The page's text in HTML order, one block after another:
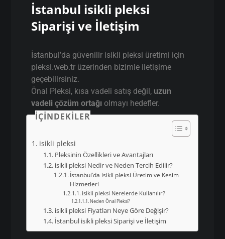
İstanbul isikli pleksi
Siparişi ve İletişim
İstanbul’da güvenilir isikli pleksi üretimi için
pleksi.web.tr üzerinden bizimle iletişime
geçebilirsiniz.
Önal Pleksi, kısa vadeli satış değil, uzun
vadeli çözüm ortağı olmayı hedefler.
İÇINDEKILER
isikli pleksi
Pleksinin Özellikleri ve Avantajları
isikli pleksi Nedir ve Neden Tercih Edilir?
İstanbul’da isikli pleksi Üretim ve Kesim
Hizmetleri
isikli pleksi Nerelerde Kullanılır?
Neden Önal Pleksi?
isikli pleksi Fiyatları Neye Göre Değişir?
İstanbul isikli pleksi Siparişi ve İletişim